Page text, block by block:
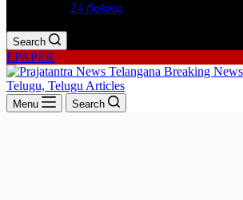
24 గంటలు
Search
EPAPER
Menu Search